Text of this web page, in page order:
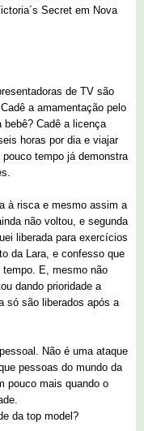
Secret em Nova
de TV são
a amamentação pelo
Cadê a licença
horas por dia e viajar
tempo já demonstra
à risca e mesmo assim a
não voltou, e segunda
liberada para exercícios
da Lara, e confesso que
tempo. E, mesmo não
dando prioridade a
só são liberados após a
Não é uma ataque
pessoas do mundo da
pouco mais quando o
da top model?